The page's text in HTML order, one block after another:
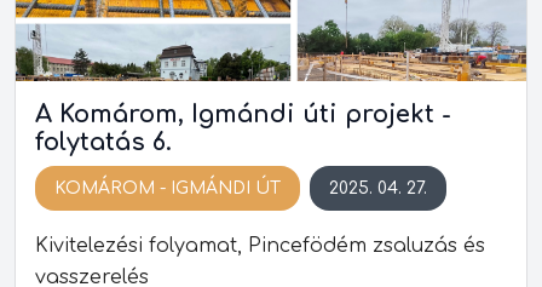
A Komárom, Igmándi úti projekt -
folytatás 6.
KOMÁROM - IGMÁNDI ÚT 2025. 04. 27.
Kivitelezési folyamat, Pincefödém zsaluzás és
vasszerelés